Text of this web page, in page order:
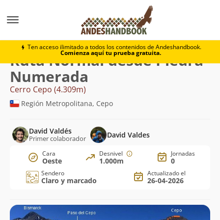
Ten acceso ilimitado a todos los contenidos de Andeshandbook.
Comienza aquí tu prueba gratuita.
Cerro Cepo Normal desde Piedra
Ruta Normal desde Piedra
Numerada
Cerro Cepo (4.309m)
Región Metropolitana, Cepo
David Valdés
Primer colaborador David Valdes
Cara
Oeste
Desnivel
1.000m
Jornadas
0
Sendero
Claro y marcado
Actualizado el
26-04-2026